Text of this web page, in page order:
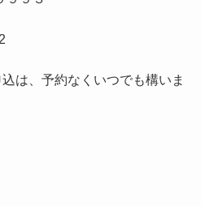
は、予約なくいつでも構いま